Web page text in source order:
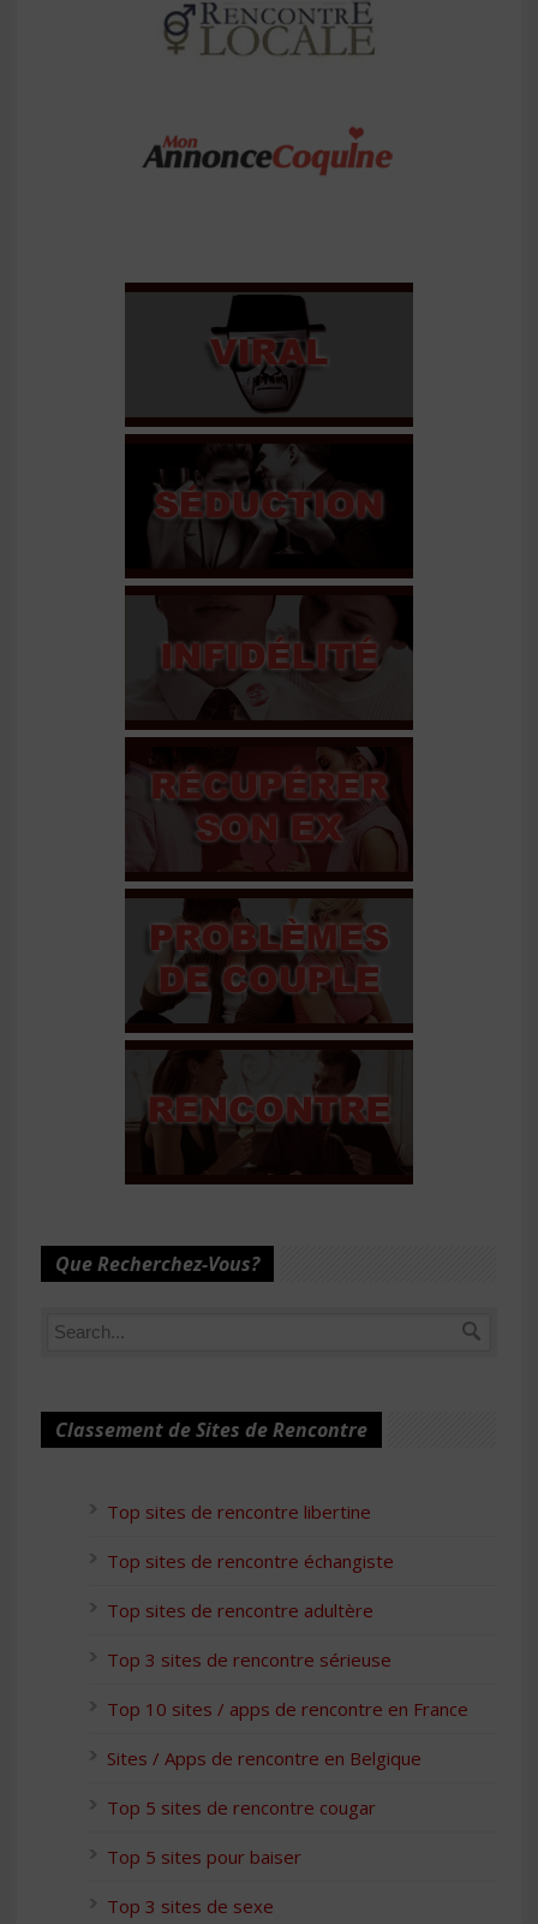
Que Recherchez-Vous?
Classement de Sites de Rencontre
Top sites de rencontre libertine
Top sites de rencontre échangiste
Top sites de rencontre adultère
Top 3 sites de rencontre sérieuse
Top 10 sites / apps de rencontre en France
Sites / Apps de rencontre en Belgique
Top 5 sites de rencontre cougar
Top 5 sites pour baiser
Top 3 sites de sexe